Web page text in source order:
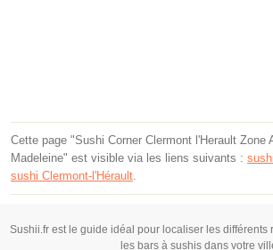
Cette page "Sushi Corner Clermont l'Herault Zone
Madeleine" est visible via les liens suivants :
sushi Clermont-l'Hérault.
Sushii.fr est le guide idéal pour localiser les différents
les bars à sushis dans votre